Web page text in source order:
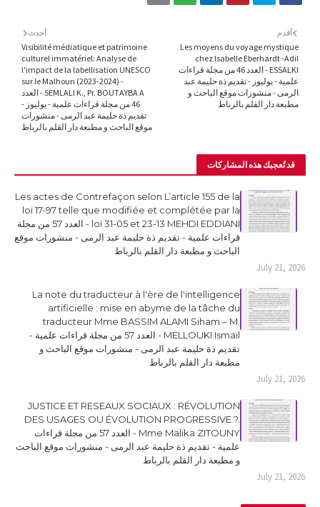
أحدث
Visibilité médiatique et patrimoine
culturel immatériel: Analyse de
l'impact de la labellisation UNESCO
sur le Malhoun (2023-2024) -
SEMLALI K., Pr. BOUTAYBA A - العدد
46 من مجلة قراءات علمية - يوليوز -
تقديم ذة حليمة عبد الرمى - منشورات
موقع الباحث و مطبعة دار القلم بالرباط
أقدم
Les moyens du voyage mystique
chez Isabelle Eberhardt -Adil
ESSALKI - العدد 46 من مجلة قراءات
علمية - يوليوز - تقديم ذة حليمة عبد
الرمى - منشورات موقع الباحث و
مطبعة دار القلم بالرباط
قد تُعجبك هذه المشاركات
Les actes de Contrefaçon selon L’article 155 de la
loi 17-97 telle que modifiée et complétée par la
loi 31-05 et 23-13 MEHDI EDDIANI - العدد 57 من مجلة
قراءات علمية - تقديم ذة حليمة عبد الرمى - منشورات موقع
الباحث و مطبعة دار القلم بالرباط
July 21, 2026
La note du traducteur à l'ère de l'intelligence
artificielle : mise en abyme de la tâche du
traducteur Mme BASSIM ALAMI Siham – M.
MELLOUKI Ismail - العدد 57 من مجلة قراءات علمية -
تقديم ذة حليمة عبد الرمى - منشورات موقع الباحث و
مطبعة دار القلم بالرباط
July 21, 2026
JUSTICE ET RESEAUX SOCIAUX : RÉVOLUTION
DES USAGES OU ÉVOLUTION PROGRESSIVE ?.
Mme Malika ZITOUNY - العدد 57 من مجلة قراءات
علمية - تقديم ذة حليمة عبد الرمى - منشورات موقع الباحث
و مطبعة دار القلم بالرباط
July 21, 2026